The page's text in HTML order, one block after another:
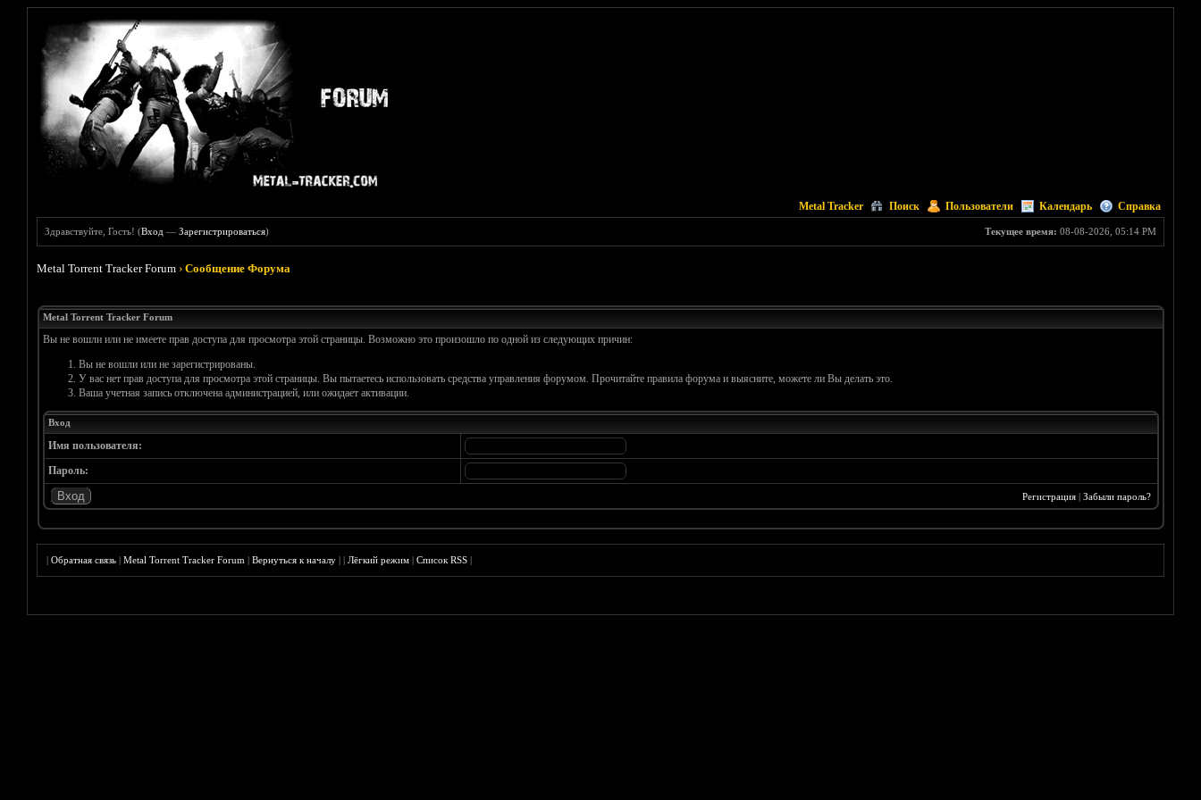
Metal Tracker Поиск Пользователи Календарь Справка
Текущее время: 08-08-2026, 05:14 PM
Здравствуйте, Гость! (Вход —Зарегистрироваться)
Metal Torrent Tracker Forum ›Сообщение Форума
Metal Torrent Tracker Forum
Вы не вошли или не имеете прав доступа для просмотра этой страницы. Возможно это произошло по одной из следующих причин:
Вы не вошли или не зарегистрированы.
У вас нет прав доступа для просмотра этой страницы. Вы пытаетесь использовать средства управления форумом. Прочитайте правила форума и выясните, можете ли Вы делать это.
Ваша учетная запись отключена администрацией, или ожидает активации.
Вход
Имя пользователя:
Пароль:
Регистрация| Забыли пароль?
|Обратная связь |Metal Torrent Tracker Forum |Вернуться к началу ||Лёгкий режим |Список RSS |